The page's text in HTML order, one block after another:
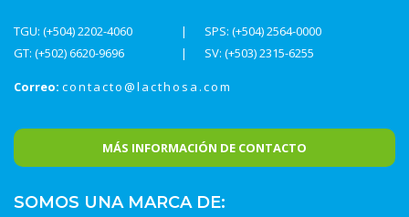
TGU: (+504) 2202-4060
SPS: (+504) 2564-0000
SV: (+503) 2315-6255
GT: (+502) 6620-9696
Correo: contacto@lacthosa.com
MÁS INFORMACIÓN DE CONTACTO
SOMOS UNA MARCA DE: